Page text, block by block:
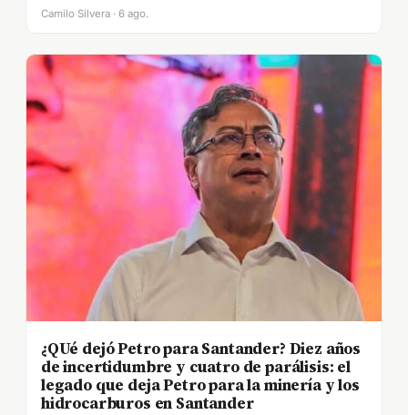
Camilo Silvera · 6 ago.
¿QUé dejó Petro para Santander? Diez años
de incertidumbre y cuatro de parálisis: el
legado que deja Petro para la minería y los
hidrocarburos en Santander